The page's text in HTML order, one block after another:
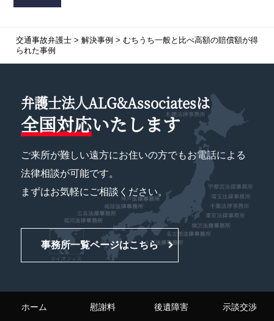
交通事故弁護士> 解決事例 > むちうち一般と比べ高額の賠償額が得
られた事例
弁護士法人ALG&Associatesは
全国対応いたします
ご来所が難しい遠方にお住いの方でもお電話による
法律相談が可能です。
まずはお気軽にご相談ください。
事務所一覧ページはこちら
ホーム 慰謝料 後遺障害 示談交渉